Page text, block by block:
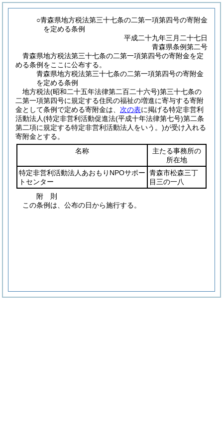
○青森県地方税法第三十七条の二第一項第四号の寄附金
を定める条例
平成二十九年三月二十七日
青森県条例第二号
青森県地方税法第三十七条の二第一項第四号の寄附金を定
める条例をここに公布する。
青森県地方税法第三十七条の二第一項第四号の寄附金
を定める条例
地方税法(昭和二十五年法律第二百二十六号)第三十七条の
二第一項第四号に規定する住民の福祉の増進に寄与する寄附
金として条例で定める寄附金は、 次の表に掲げる特定非営利
活動法人(特定非営利活動促進法(平成十年法律第七号)第二条
第二項に規定する特定非営利活動法人をいう。)が受け入れる
寄附金とする。
名称
主たる事務所の
所在地
特定非営利活動法人あおもりNPOサポー
トセンター
青森市松森三丁
目三の一八
附 則
この条例は、公布の日から施行する。